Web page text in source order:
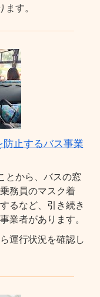
す。
止するバス事業
とから、バスの窓
務員のマスク着
るなど、引き続き
業者があります。
運行状況を確認し